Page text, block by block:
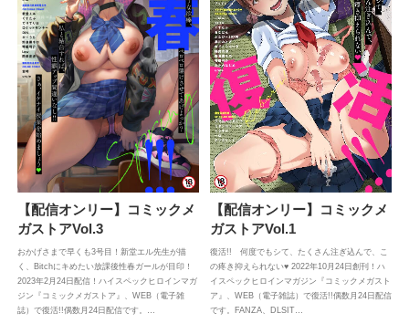
【配信オンリー】コミックメ
ガストアVol.3
おかげさまで早くも3号目！新堂エル先生が描
く、Bitchにキめたい放課後性春ガールが目印！
2023年2月24日配信！ハイスペックヒロインマガ
ジン『コミックメガストア』、WEB（電子雑
誌）で復活!!偶数月24日配信です。…
【配信オンリー】コミックメ
ガストアVol.1
復活!! 何度でもシて、たくさん注ぎ込んで、こ
の疼き抑えられない♥ 2022年10月24日創刊！ハ
イスペックヒロインマガジン『コミックメガスト
ア』、WEB（電子雑誌）で復活!!偶数月24日配信
です。FANZA、DLSIT…